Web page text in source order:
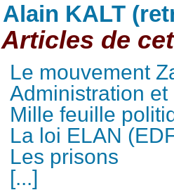
Alain KALT
Articles de
Le mouvement
Administration
Mille feuille
La loi ELAN
Les prisons
[...]